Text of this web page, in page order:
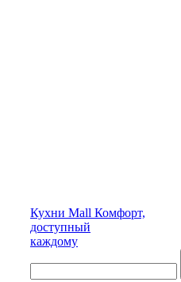
Кухни Mall Комфорт,
доступный
каждому